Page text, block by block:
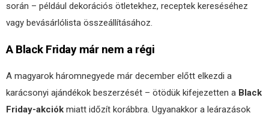
során – például dekorációs ötletekhez, receptek kereséséhez
vagy bevásárlólista összeállításához.
A Black Friday már nem a régi
A magyarok háromnegyede már december előtt elkezdi a
karácsonyi ajándékok beszerzését – ötödük kifejezetten a Black
Friday-akciók miatt időzít korábbra. Ugyanakkor a leárazások